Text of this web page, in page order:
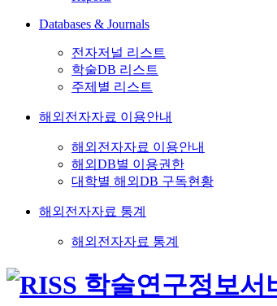
Databases & Journals
전자저널 리스트
학술DB 리스트
주제별 리스트
해외전자자료 이용안내
해외전자자료 이용안내
해외DB별 이용권한
대학별 해외DB 구독현황
해외전자자료 통계
해외전자자료 통계